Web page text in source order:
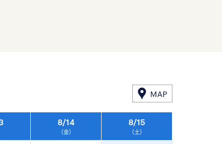
MAP
8/14
（金）
8/15
（土）